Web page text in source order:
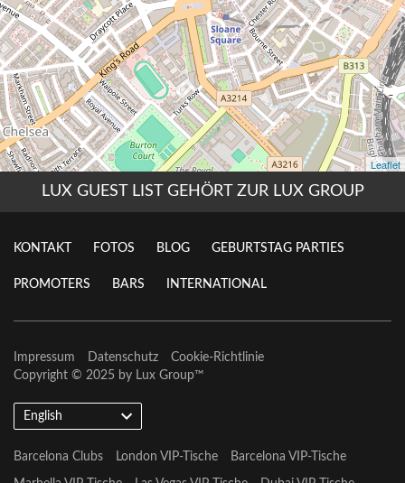
LUX GUEST LIST GEHÖRT ZUR LUX GROUP
KONTAKT FOTOS BLOG GEBURTSTAG PARTIES
PROMOTERS BARS INTERNATIONAL
Impressum Datenschutz
Cookie-Richtlinie
Copyright © 2025 by Lux Group™
English
Barcelona Clubs London VIP-Tische Barcelona VIP-Tische